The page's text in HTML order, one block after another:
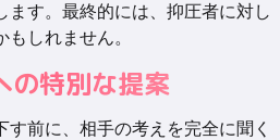
ます。最終的には、抑圧者に対し
しれません。
の特別な提案
す前に、相手の考えを完全に聞く